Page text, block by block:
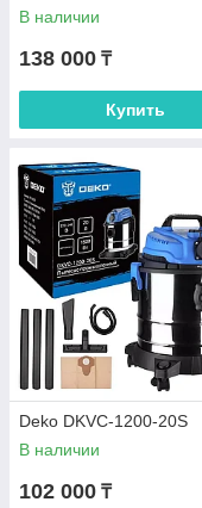
В наличии
138 000 ₸
Купить
Deko DKVC-1200-20S
В наличии
102 000 ₸